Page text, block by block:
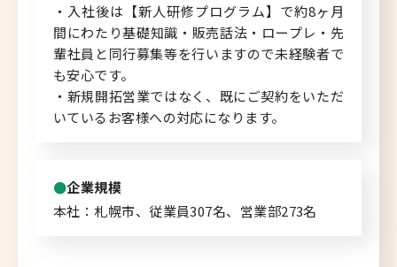
・入社後は【新人研修プログラム】で約8ヶ月
間にわたり基礎知識・販売話法・ロープレ・先
輩社員と同行募集等を行いますので未経験者で
も安心です。
・新規開拓営業ではなく、既にご契約をいただ
いているお客様への対応になります。
企業規模
本社：札幌市、従業員307名、営業部273名